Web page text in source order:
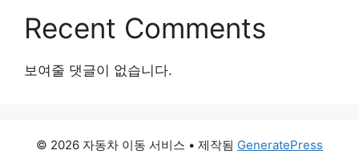
Recent Comments
보여줄 댓글이 없습니다.
© 2026 자동차 이동 서비스 • 제작됨 GeneratePress